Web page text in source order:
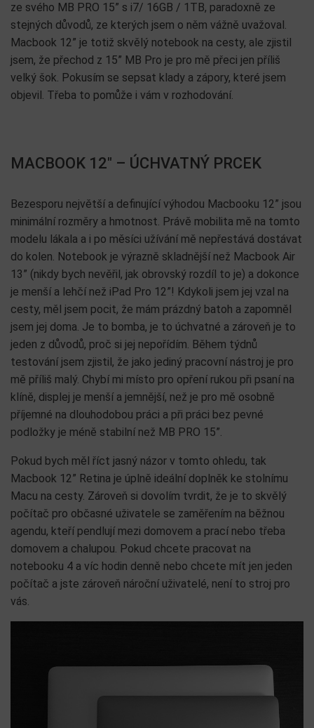
ze svého MB PRO 15” s i7/ 16GB / 1TB, paradoxně ze
stejných důvodů, ze kterých jsem o něm vážně uvažoval.
Macbook 12” je totiž skvělý notebook na cesty, ale zjistil
jsem, že přechod z 15” MB Pro je pro mě přeci jen příliš
velký šok. Pokusím se sepsat klady a zápory, které jsem
objevil. Třeba to pomůže i vám v rozhodování.
MACBOOK 12″ – ÚCHVATNÝ PRCEK
Bezesporu největší a definující výhodou Macbooku 12” jsou
minimální rozměry a hmotnost. Právě mobilita mě na tomto
modelu lákala a i po měsíci užívání mě nepřestává dostávat
do kolen. Notebook je výrazně skladnější než Macbook Air
13” (nikdy bych nevěřil, jak obrovský rozdíl to je) a dokonce
je menší a lehčí než iPad Pro 12”! Kdykoli jsem jej vzal na
cesty, měl jsem pocit, že mám prázdný batoh a zapomněl
jsem jej doma. Je to bomba, je to úchvatné a zároveň je to
jeden z důvodů, proč si jej nepořídím. Během týdnů
testování jsem zjistil, že jako jediný pracovní nástroj je pro
mě příliš malý. Chybí mi místo pro opření rukou při psaní na
klíně, displej je menší a jemnější, než je pro mě osobně
příjemné na dlouhodobou práci a při práci bez pevné
podložky je méně stabilní než MB PRO 15”.
Pokud bych měl říct jasný názor v tomto ohledu, tak
Macbook 12” Retina je úplně ideální doplněk ke stolnímu
Macu na cesty. Zároveň si dovolím tvrdit, že je to skvělý
počítač pro občasné uživatele se zaměřením na běžnou
agendu, kteří pendlují mezi domovem a prací nebo třeba
domovem a chalupou. Pokud chcete pracovat na
notebooku 4 a víc hodin denně nebo chcete mít jen jeden
počítač a jste zároveň nároční uživatelé, není to stroj pro
vás.